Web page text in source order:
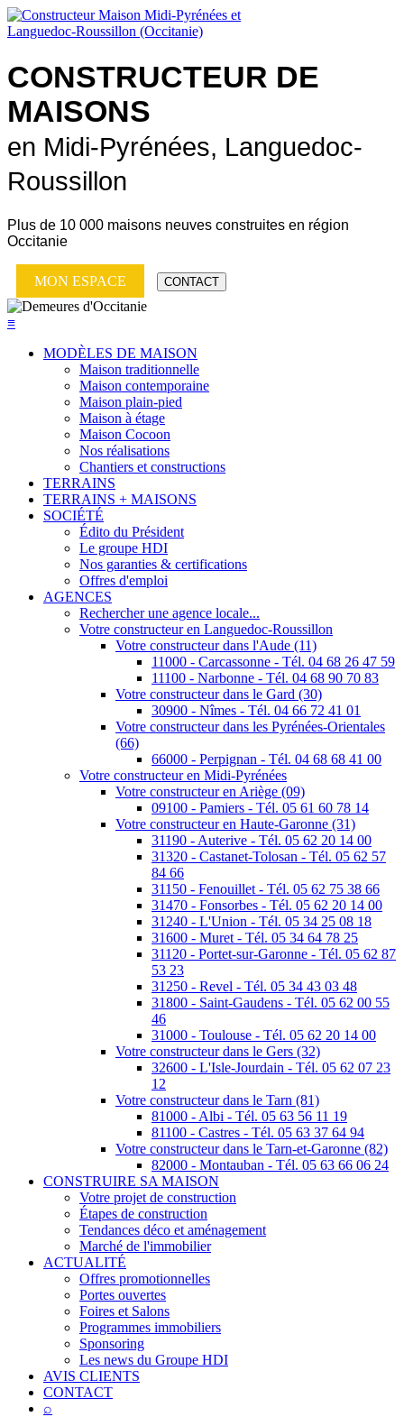
CONSTRUCTEUR DE
MAISONS
en Midi-Pyrénées, Languedoc-
Roussillon
Plus de 10 000 maisons neuves construites en région
Occitanie
MON ESPACE CONTACT
≡
MODÈLES DE MAISON
Maison traditionnelle
Maison contemporaine
Maison plain-pied
Maison à étage
Maison Cocoon
Nos réalisations
Chantiers et constructions
TERRAINS
TERRAINS + MAISONS
SOCIÉTÉ
Édito du Président
Le groupe HDI
Nos garanties & certifications
Offres d'emploi
AGENCES
Rechercher une agence locale...
Votre constructeur en Languedoc-Roussillon
Votre constructeur dans l'Aude (11)
11000 - Carcassonne - Tél. 04 68 26 47 59
11100 - Narbonne - Tél. 04 68 90 70 83
Votre constructeur dans le Gard (30)
30900 - Nîmes - Tél. 04 66 72 41 01
Votre constructeur dans les Pyrénées-Orientales
(66)
66000 - Perpignan - Tél. 04 68 68 41 00
Votre constructeur en Midi-Pyrénées
Votre constructeur en Ariège (09)
09100 - Pamiers - Tél. 05 61 60 78 14
Votre constructeur en Haute-Garonne (31)
31190 - Auterive - Tél. 05 62 20 14 00
31320 - Castanet-Tolosan - Tél. 05 62 57
84 66
31150 - Fenouillet - Tél. 05 62 75 38 66
31470 - Fonsorbes - Tél. 05 62 20 14 00
31240 - L'Union - Tél. 05 34 25 08 18
31600 - Muret - Tél. 05 34 64 78 25
31120 - Portet-sur-Garonne - Tél. 05 62 87
53 23
31250 - Revel - Tél. 05 34 43 03 48
31800 - Saint-Gaudens - Tél. 05 62 00 55
46
31000 - Toulouse - Tél. 05 62 20 14 00
Votre constructeur dans le Gers (32)
32600 - L'Isle-Jourdain - Tél. 05 62 07 23
12
Votre constructeur dans le Tarn (81)
81000 - Albi - Tél. 05 63 56 11 19
81100 - Castres - Tél. 05 63 37 64 94
Votre constructeur dans le Tarn-et-Garonne (82)
82000 - Montauban - Tél. 05 63 66 06 24
CONSTRUIRE SA MAISON
Votre projet de construction
Étapes de construction
Tendances déco et aménagement
Marché de l'immobilier
ACTUALITÉ
Offres promotionnelles
Portes ouvertes
Foires et Salons
Programmes immobiliers
Sponsoring
Les news du Groupe HDI
AVIS CLIENTS
CONTACT
⌕